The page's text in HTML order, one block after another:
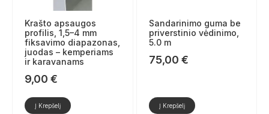
Krašto apsaugos
profilis, 1,5–4 mm
fiksavimo diapazonas,
juodas – kemperiams
ir karavanams
9,00 €
Į Krepšelį
Sandarinimo guma be
priverstinio vėdinimo,
5.0 m
75,00 €
Į Krepšelį